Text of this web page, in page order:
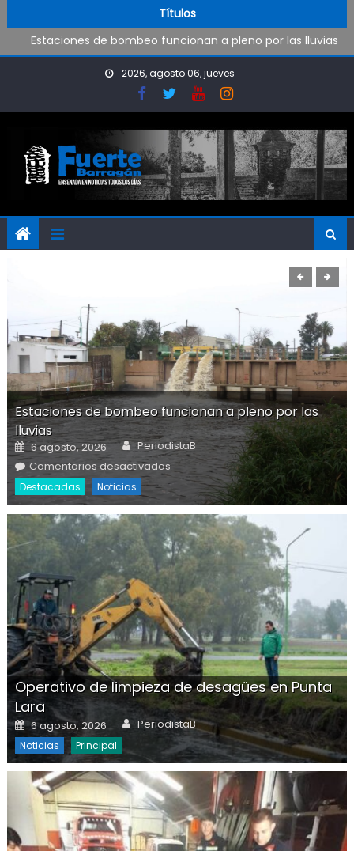
Títulos
Estaciones de bombeo funcionan a pleno por las lluvias
Visita al Destacamento de Bomberos de Punta Lara
Coreografía en los Juegos
Fútbol Inclusivo en Camba
Operativo de limpieza de desagües en Punta Lara
2026, agosto 06, jueves
Estaciones de bombeo funcionan a pleno por las
lluvias
Posted on
6 agosto, 2026 Author
PeriodistaB
Comentarios desactivados en Estaciones de bombeo
funcionan a pleno por las lluvias
Destacadas Noticias
Operativo de limpieza de desagües en Punta
Lara
Posted on
6 agosto, 2026 Author
PeriodistaB
Noticias Principal